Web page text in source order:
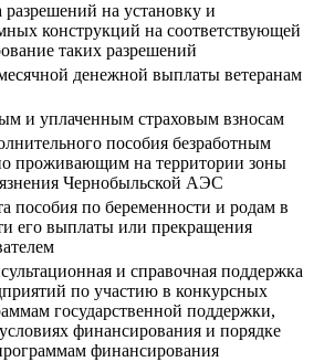
на установку и
конструкций на соответствующей
таких разрешений
денежной выплаты ветеранам
и уплаченным страховым взносам
пособия безработным
проживающим на территории зоны
Чернобыльской АЭС
пособия по беременности и родам в
его выплаты или прекращения
и справочная поддержка
по участию в конкурсных
государственной поддержки,
финансирования и порядке
финансирования